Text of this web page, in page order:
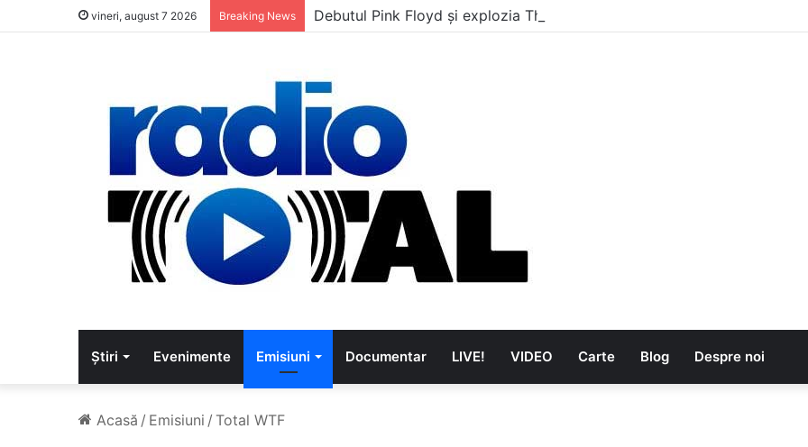
vineri, august 7 2026 Breaking News Debutul Pink Floyd și explozia The Kinks
Știri Evenimente Emisiuni Documentar LIVE! VIDEO Carte Blog Despre noi
Acasă / Emisiuni / Total WTF